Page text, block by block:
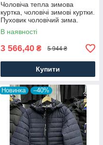
Чоловіча тепла зимова
куртка, чоловічі зимові куртки.
Пуховик чоловічий зима.
Чоловічий одяг
В наявності
3 566,40 ₴ 5 944 ₴
Купити
Новинка –40%